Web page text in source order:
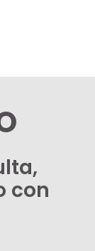
con